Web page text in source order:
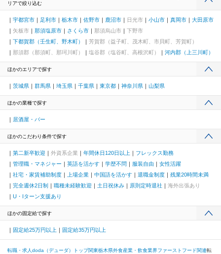
リアで絞り込む
宇都宮市 足利市 栃木市 佐野市 鹿沼市 日光市 小山市 真岡市
大田原市
矢板市
那須塩原市 さくら市 那須烏山市
下野市
下都賀郡（壬生町、野木町）
芳賀郡（益子町、茂木町、市貝町、芳賀町）
那須郡（那須町、那珂川町）
塩谷郡（塩谷町、高根沢町） 河内郡（上三川町）
ほかのエリアで探す
茨城県 群馬県 埼玉県 千葉県 東京都 神奈川県 山梨県
ほかの業種で探す
居酒屋・バー
ほかのこだわり条件で探す
第二新卒歓迎 外資系企業 年間休日120日以上
フレックス勤務
管理職・マネジャー
英語を活かす 学歴不問 服装自由
女性活躍
社宅・家賃補助制度
上場企業 中国語を活かす 退職金制度
残業20時間未満
完全週休2日制
職種未経験歓迎 土日祝休み 原則定時退社
海外出張あり
U・Iターン支援あり
ほかの固定給で探す
固定給25万円以上 固定給35万円以上
転職・求人doda（デューダ）トップ関東栃木県外食産業・飲食業界ファーストフード関連転